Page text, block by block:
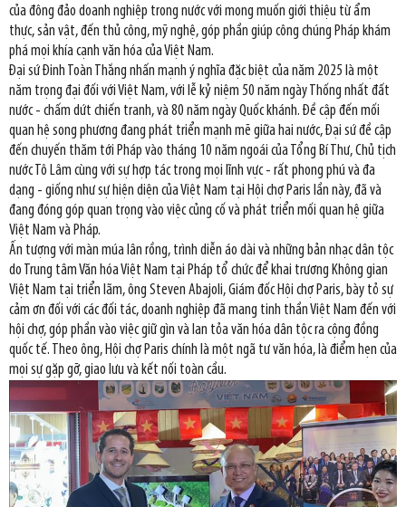
của đông đảo doanh nghiệp trong nước với mong muốn giới thiệu từ ẩm
thực, sản vật, đến thủ công, mỹ nghệ, góp phần giúp công chúng Pháp khám
phá mọi khía cạnh văn hóa của Việt Nam.
Đại sứ Đinh Toàn Thắng nhấn mạnh ý nghĩa đặc biệt của năm 2025 là một
năm trọng đại đối với Việt Nam, với lễ kỷ niệm 50 năm ngày Thống nhất đất
nước - chấm dứt chiến tranh, và 80 năm ngày Quốc khánh. Đề cập đến mối
quan hệ song phương đang phát triển mạnh mẽ giữa hai nước, Đại sứ đề cập
đến chuyến thăm tới Pháp vào tháng 10 năm ngoái của Tổng Bí Thư, Chủ tịch
nước Tô Lâm cùng với sự hợp tác trong mọi lĩnh vực - rất phong phú và đa
dạng - giống như sự hiện diện của Việt Nam tại Hội chợ Paris lần này, đã và
đang đóng góp quan trọng vào việc củng cố và phát triển mối quan hệ giữa
Việt Nam và Pháp.
Ấn tượng với màn múa lân rồng, trình diễn áo dài và những bản nhạc dân tộc
do Trung tâm Văn hóa Việt Nam tại Pháp tổ chức để khai trương Không gian
Việt Nam tại triển lãm, ông Steven Abajoli, Giám đốc Hội chợ Paris, bày tỏ sự
cảm ơn đối với các đối tác, doanh nghiệp đã mang tinh thần Việt Nam đến với
hội chợ, góp phần vào việc giữ gìn và lan tỏa văn hóa dân tộc ra cộng đồng
quốc tế. Theo ông, Hội chợ Paris chính là một ngã tư văn hóa, là điểm hẹn của
mọi sự gặp gỡ, giao lưu và kết nối toàn cầu.